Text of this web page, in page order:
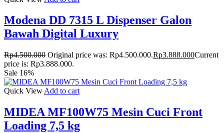
Modena DD 7315 L Dispenser Galon
Bawah Digital Luxury
Rp4.500.000 Original price was: Rp4.500.000.Rp3.888.000Current
price is: Rp3.888.000.
Sale 16%
Quick View Add to cart
MIDEA MF100W75 Mesin Cuci Front
Loading 7,5 kg